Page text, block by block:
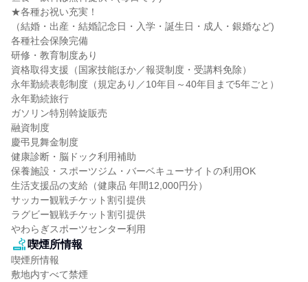
★各種お祝い充実！
（結婚・出産・結婚記念日・入学・誕生日・成人・銀婚など)
各種社会保険完備
研修・教育制度あり
資格取得支援（国家技能ほか／報奨制度・受講料免除）
永年勤続表彰制度（規定あり／10年目～40年目まで5年ごと）
永年勤続旅行
ガソリン特別斡旋販売
融資制度
慶弔見舞金制度
健康診断・脳ドック利用補助
保養施設・スポーツジム・バーベキューサイトの利用OK
生活支援品の支給（健康品 年間12,000円分）
サッカー観戦チケット割引提供
ラグビー観戦チケット割引提供
やわらぎスポーツセンター利用
喫煙所情報
喫煙所情報
敷地内すべて禁煙